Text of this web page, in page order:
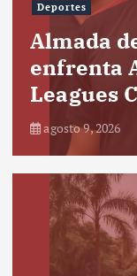
Deportes
Almada
enfrenta
Leagues
agosto 9, 2026